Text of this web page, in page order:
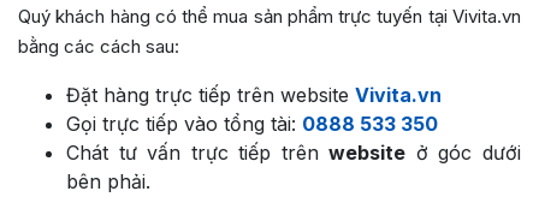
Quý khách hàng có thể mua sản phẩm trực tuyến tại Vivita.vn
bằng các cách sau:
Đặt hàng trực tiếp trên website Vivita.vn
Gọi trực tiếp vào tổng tài: 0888 533 350
Chát tư vấn trực tiếp trênwebsite ở góc dưới
bên phải.